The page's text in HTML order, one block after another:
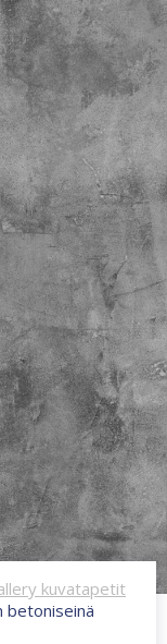
kuvatapetit
betoniseinä